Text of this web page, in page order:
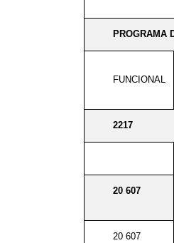
PROGRAMA
FUNCIONAL
2217
20 607
20 607